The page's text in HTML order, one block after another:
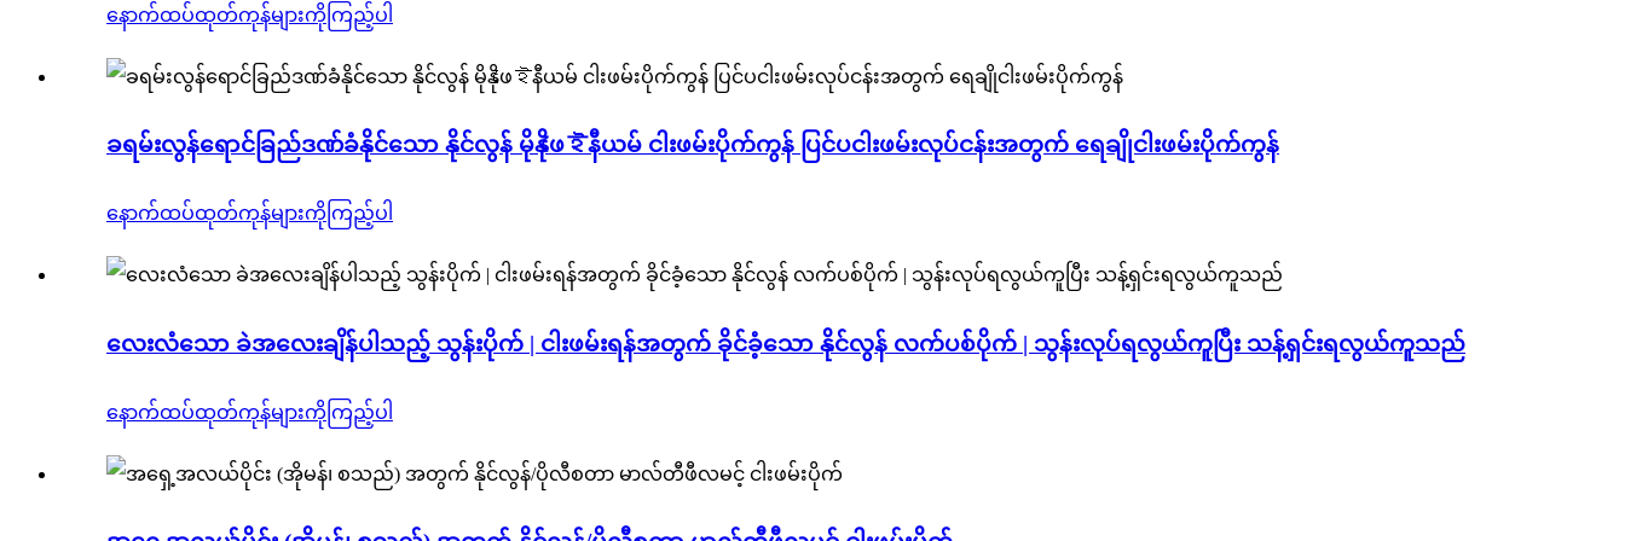
နောက်ထပ်ထုတ်ကုန်များကိုကြည့်ပါ
ခရမ်းလွန်ရောင်ခြည်ဒဏ်ခံနိုင်သော နိုင်လွန် မိုနိုဖেইနီယမ် ငါးဖမ်းပိုက်ကွန် ပြင်ပငါးဖမ်းလုပ်ငန်းအတွက် ရေချိုငါးဖမ်းပိုက်ကွန်
နောက်ထပ်ထုတ်ကုန်များကိုကြည့်ပါ
လေးလံသော ခဲအလေးချိန်ပါသည့် သွန်းပိုက် | ငါးဖမ်းရန်အတွက် ခိုင်ခံ့သော နိုင်လွန် လက်ပစ်ပိုက် | သွန်းလုပ်ရလွယ်ကူပြီး သန့်ရှင်းရလွယ်ကူသည်
နောက်ထပ်ထုတ်ကုန်များကိုကြည့်ပါ